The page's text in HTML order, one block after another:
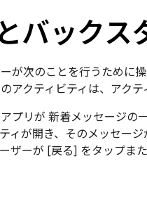
バックス
が次のことを行うために
アクティビティは、アクテ
プリが 新着メッセージの
ィが開き、そのメッセー
ザーが [戻る] をタップま